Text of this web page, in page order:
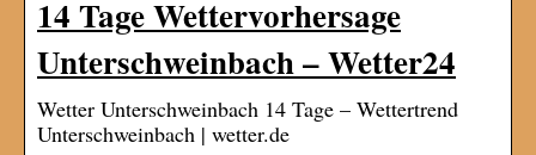
14 Tage Wettervorhersage
Unterschweinbach – Wetter24
Wetter Unterschweinbach 14 Tage – Wettertrend
Unterschweinbach | wetter.de